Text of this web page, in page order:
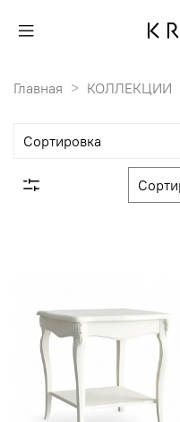
Главная КОЛЛЕКЦИИ